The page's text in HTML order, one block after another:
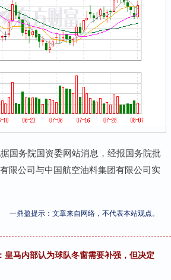
务院国资委网站消息，经报国务院批
限公司与中国航空油料集团有限公司实
一鼎盈提示：文章来自网络，不代表本站观点。
皇马内部认为球队冬窗需要补强，但决定